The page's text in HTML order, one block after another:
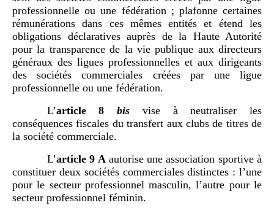
professionnelle ou une fédération ; plafonne certaines
rémunérations dans ces mêmes entités et étend les
obligations déclaratives auprès de la Haute Autorité
pour la transparence de la vie publique aux directeurs
généraux des ligues professionnelles et aux dirigeants
des sociétés commerciales créées par une ligue
professionnelle ou une fédération.
L’article 8bis vise à
neutraliser les
conséquences fiscales du transfert aux clubs de titres de
la société commerciale.
L’article 9 A autorise une association sportive à
constituer deux sociétés commerciales distinctes : l’une
pour le secteur professionnel masculin, l’autre pour le
secteur professionnel féminin.